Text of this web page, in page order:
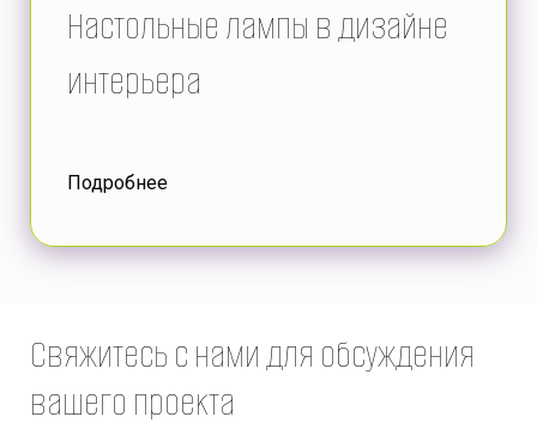
Настольные лампы в дизайне
интерьера
Подробнее
Свяжитесь с нами для обсуждения
вашего проекта